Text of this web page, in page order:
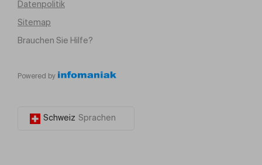
Datenpolitik
Sitemap
Brauchen Sie Hilfe?
Powered by
Schweiz Sprachen